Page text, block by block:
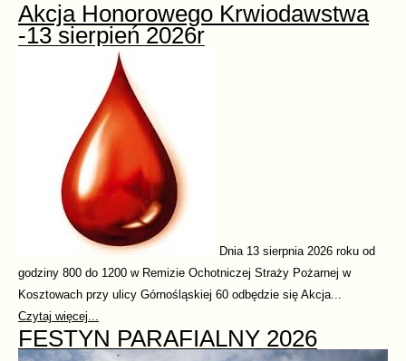
Akcja Honorowego Krwiodawstwa
-13 sierpień 2026r
Dnia 13 sierpnia 2026 roku od
godziny 800 do 1200 w Remizie Ochotniczej Straży Pożarnej w
Kosztowach przy ulicy Górnośląskiej 60 odbędzie się Akcja...
Czytaj więcej...
FESTYN PARAFIALNY 2026